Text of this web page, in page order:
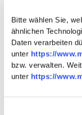
Bitte wählen Sie,
ähnlichen
Daten verarbeiten
unter https://
bzw. verwalten.
unter https://
gehobelt
Anordnung
waagerecht